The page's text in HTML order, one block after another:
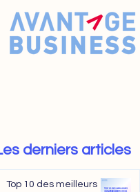
derniers articles
Top 10 des meilleurs